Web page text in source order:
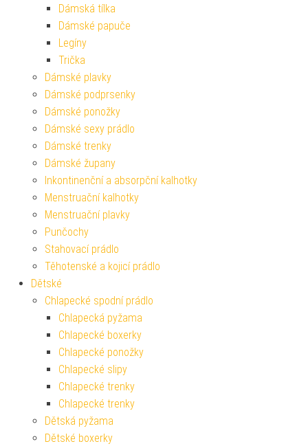
Dámská tílka
Dámské papuče
Legíny
Trička
Dámské plavky
Dámské podprsenky
Dámské ponožky
Dámské sexy prádlo
Dámské trenky
Dámské župany
Inkontinenční a absorpční kalhotky
Menstruační kalhotky
Menstruační plavky
Punčochy
Stahovací prádlo
Těhotenské a kojicí prádlo
Dětské
Chlapecké spodní prádlo
Chlapecká pyžama
Chlapecké boxerky
Chlapecké ponožky
Chlapecké slipy
Chlapecké trenky
Chlapecké trenky
Dětská pyžama
Dětské boxerky